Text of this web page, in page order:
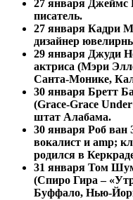
27 января Джеймс
писатель.
27 января Кадри
дизайнер
29 января Джуди
актриса (Мэри
Санта-Монике,
30 января Бретт
(Grace-Grace
штат Алабама.
30 января Роб ван
вокалист и amp;
родился в
31 января Том
(Спиро Гира –
Буффало, Нью-